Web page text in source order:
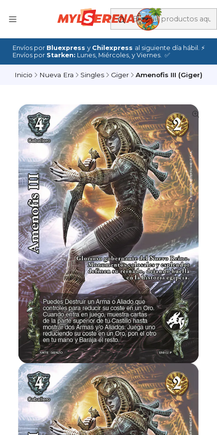
Envíos por Bluexpress y Chilexpress al siguiente día hábil. ⚡
Envíos por Starken: Lunes, Miércoles, y Viernes. ✅
Inicio Nueva Era Singles Giger Amenofis III (Giger)